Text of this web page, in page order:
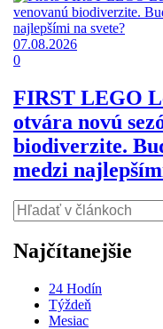
07.08.2026
0
FIRST LEGO
otvára novú
biodiverzite.
medzi
Najčítanejšie
24 Hodín
Týždeň
Mesiac